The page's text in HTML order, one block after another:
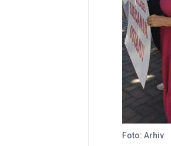
Foto: Arhiv